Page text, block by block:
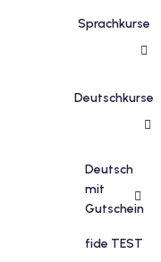
Sprachkurse
Deutschkurse
Deutsch
mit
Gutschein
fide TEST